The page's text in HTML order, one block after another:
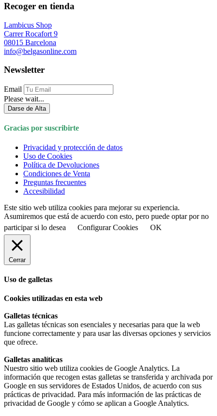
Recoger en tienda
Lambicus Shop
Carrer Rocafort 9
08015 Barcelona
info@belgasonline.com
Newsletter
Email
Please wait...
Darse de Alta
Gracias por suscribirte
Privacidad y protección de datos
Uso de Cookies
Política de Devoluciones
Condiciones de Venta
Preguntas frecuentes
Accesibilidad
Este sitio web utiliza cookies para mejorar su experiencia.
Asumiremos que está de acuerdo con esto, pero puede optar por no
participar si lo desea
Configurar Cookies OK
Cerrar
Uso de galletas
Cookies utilizadas en esta web
Galletas técnicas
Las galletas técnicas son esenciales y necesarias para que la web
funcione correctamente y para usar las diversas opciones y servicios
que ofrece.
Galletas analíticas
Nuestro sitio web utiliza cookies de Google Analytics. La
información que recogen estas galletas se transferida y archivada por
Google en sus servidores de Estados Unidos, de acuerdo con sus
prácticas de privacidad. Para más información de las prácticas de
privacidad de Google y cómo se aplican a Google Analytics.